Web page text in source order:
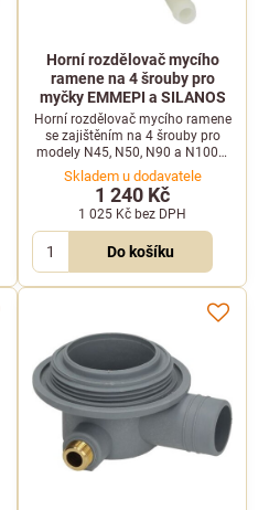
Horní rozdělovač mycího
ramene na 4 šrouby pro
myčky EMMEPI a SILANOS
Horní rozdělovač mycího ramene
se zajištěním na 4 šrouby pro
modely N45, N50, N90 a N1000.
Kompatibilní s myčkami EMMEPI,
SILANOS, GIGA a dalšími.
Skladem u dodavatele
1 240 Kč
1 025 Kč bez DPH
Do košíku